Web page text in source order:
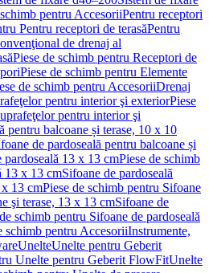
pentru AccesoriiPentru receptori
Pentru receptori de terasăPentru
de drenaj al
Piese de schimb pentru Receptori de
Piese de schimb pentru Elemente
de schimb pentru AccesoriiDrenaj
pentru interior şi exteriorPiese
pentru interior şi
pentru balcoane și terase, 10 x 10
de pardoseală pentru balcoane și
pardoseală 13 x 13 cmPiese de schimb
13 x 13 cmSifoane de pardoseală
x 13 cmPiese de schimb pentru Sifoane
şi terase, 13 x 13 cmSifoane de
schimb pentru Sifoane de pardoseală
schimb pentru AccesoriiInstrumente,
UnelteUnelte pentru Geberit
Unelte pentru Geberit FlowFitUnelte